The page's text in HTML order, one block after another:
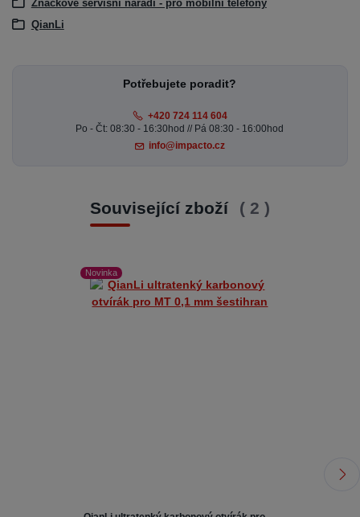
Značkové servisní nářadí - pro mobilní telefony
QianLi
Potřebujete poradit?
+420 724 114 604
Po - Čt: 08:30 - 16:30hod // Pá 08:30 - 16:00hod
info@impacto.cz
Související zboží 2
Novinka